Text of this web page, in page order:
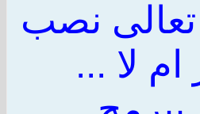
تعالى نصب
ام لا ...